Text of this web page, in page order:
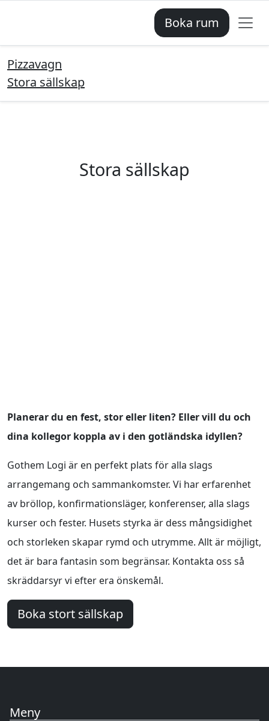
Boka rum
Pizzavagn
Stora sällskap
Stora sällskap
Planerar du en fest, stor eller liten? Eller vill du och
dina kollegor koppla av i den gotländska idyllen?
Gothem Logi är en perfekt plats för alla slags
arrangemang och sammankomster. Vi har erfarenhet
av bröllop, konfirmationsläger, konferenser, alla slags
kurser och fester. Husets styrka är dess mångsidighet
och storleken skapar rymd och utrymme. Allt är möjligt,
det är bara fantasin som begränsar. Kontakta oss så
skräddarsyr vi efter era önskemål.
Boka stort sällskap
Meny